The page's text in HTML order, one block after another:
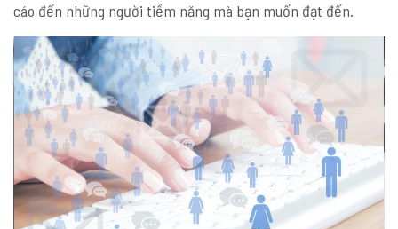
cáo đến những người tiềm năng mà bạn muốn đạt đến.